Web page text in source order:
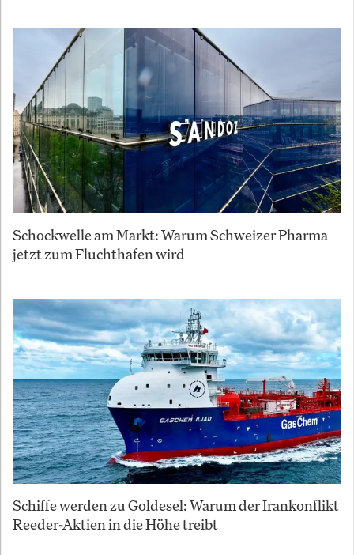
Schockwelle am Markt: Warum Schweizer Pharma
jetzt zum Fluchthafen wird
Schiffe werden zu Goldesel: Warum der Irankonflikt
Reeder-Aktien in die Höhe treibt